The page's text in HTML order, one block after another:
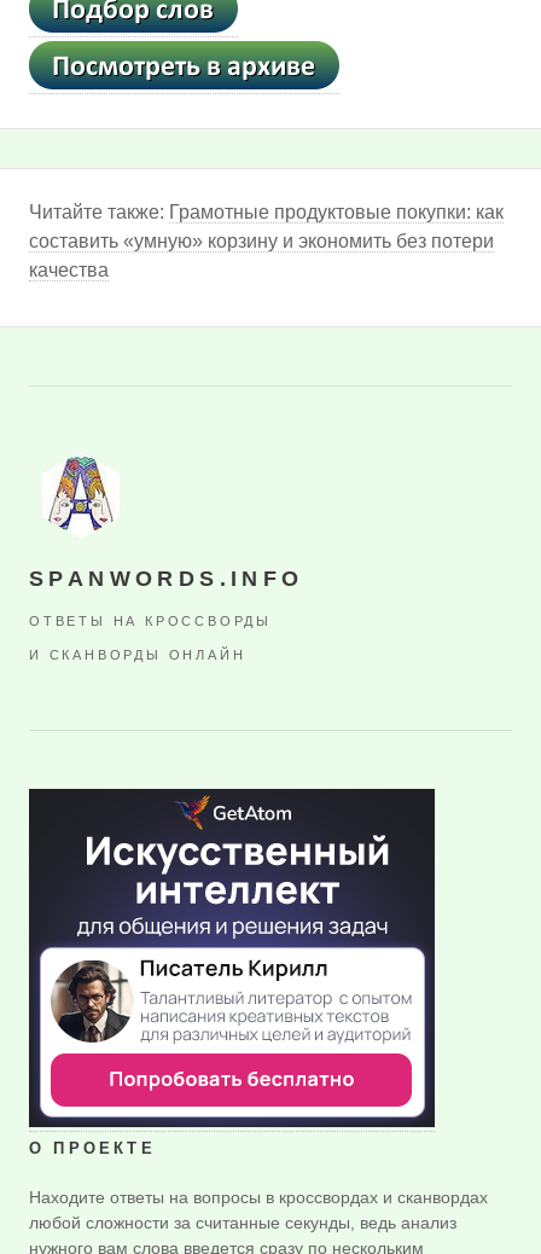
Читайте также: Грамотные продуктовые покупки: как
составить «умную» корзину и экономить без потери
качества
SPANWORDS.INFO
ОТВЕТЫ НА КРОССВОРДЫ
И СКАНВОРДЫ ОНЛАЙН
О ПРОЕКТЕ
Находите ответы на вопросы в кроссвордах и сканвордах
любой сложности за считанные секунды, ведь анализ
нужного вам слова введется сразу по нескольким